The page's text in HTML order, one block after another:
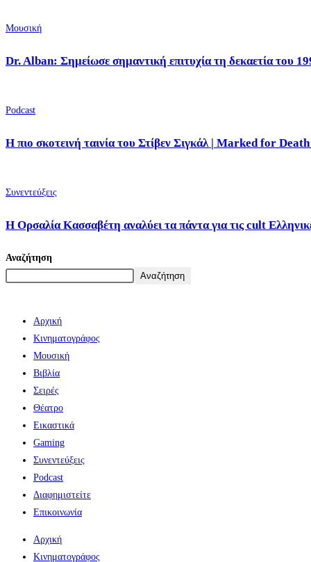
Μουσική
Dr. Alban: Σημείωσε σημαντική επιτυχία τη δεκαετία του
Podcast
Η πιο σκοτεινή ταινία του Στίβεν Σιγκάλ | Marked for
Συνεντεύξεις
Η Ορσαλία Κασσαβέτη αναλύει τα πάντα για τις cult
Αναζήτηση
Αναζήτηση
Αρχική
Κινηματογράφος
Μουσική
Βιβλία
Σειρές
Θέατρο
Εικαστικά
Gaming
Συνεντεύξεις
Podcast
Διαφημιστείτε
Επικοινωνία
Αρχική
Κινηματογράφος